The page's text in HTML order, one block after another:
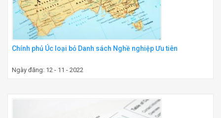
Chính phủ Úc loại bỏ Danh sách Nghề nghiệp Ưu tiên
Ngày đăng: 12 - 11 - 2022